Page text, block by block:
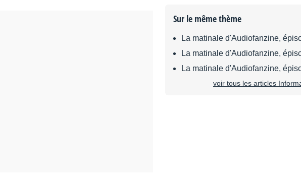
Sur le même thème
La matinale d'Audiofanzine,
La matinale d'Audiofanzine,
La matinale d'Audiofanzine,
voir tous les articles